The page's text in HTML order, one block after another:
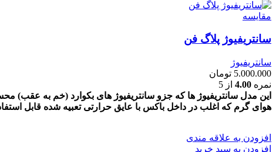
مقايسه
سانتریفیوژ پلاگ فن
سانتریفیوژ
5.000.000 تومان
نمره 4.00 از 5
این مدل سانتریفیوژ ها که جزو سانتریفیوژ های بکوارد (خم به عقب)
هوای گرم که اغلب در داخل باکس با عایق حرارتی تعبیه شده قابل
افزودن به علاقه مندی
افزودن به سبد خرید